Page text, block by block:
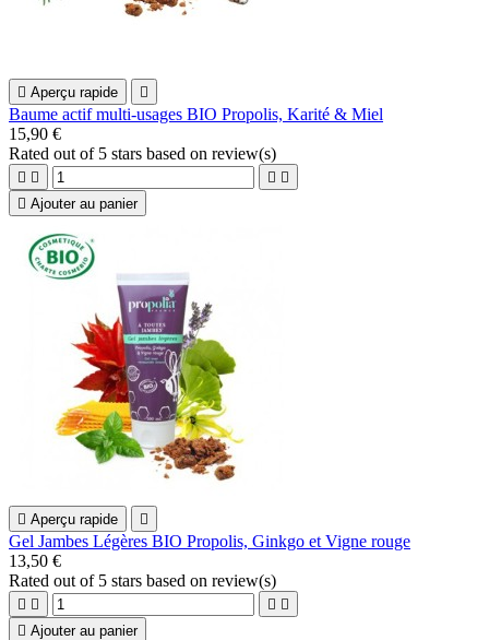
 Aperçu rapide 
Baume actif multi-usages BIO Propolis, Karité & Miel
15,90 €
Rated out of 5 stars based on review(s)
   
 Ajouter au panier
 Aperçu rapide 
Gel Jambes Légères BIO Propolis, Ginkgo et Vigne rouge
13,50 €
Rated out of 5 stars based on review(s)
   
 Ajouter au panier